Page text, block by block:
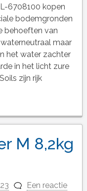
6708100 kopen
bodemgronden
behoeften van
maar
het water zachter
in het licht zure
zijn rijk
M 8,2kg
Een reactie